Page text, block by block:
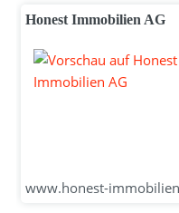
Honest Immobilien AG
www.honest-